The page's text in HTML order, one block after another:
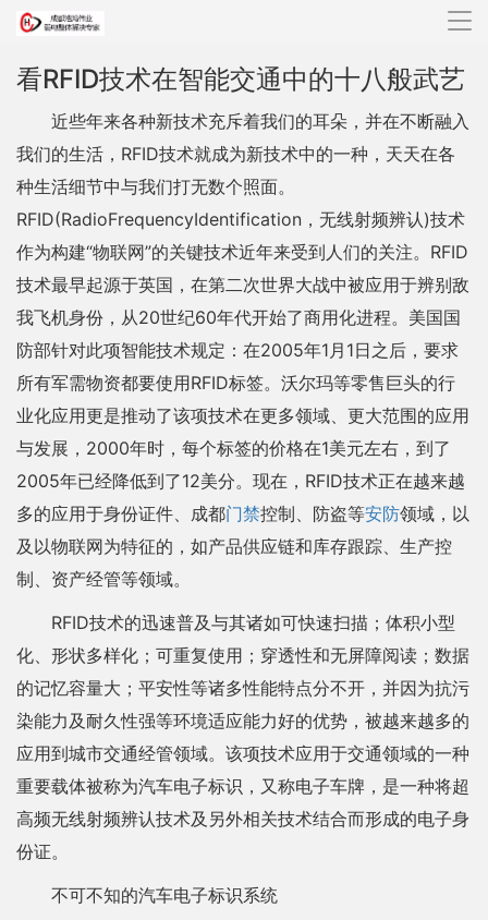
导
看RFID技术在智能交通中的十八般武艺
近些年来各种新技术充斥着我们的耳朵，并在不断融入
我们的生活，RFID技术就成为新技术中的一种，天天在各
种生活细节中与我们打无数个照面。
RFID(RadioFrequencyIdentification，无线射频辨认)技术
作为构建“物联网”的关键技术近年来受到人们的关注。RFID
技术最早起源于英国，在第二次世界大战中被应用于辨别敌
我飞机身份，从20世纪60年代开始了商用化进程。美国国
防部针对此项智能技术规定：在2005年1月1日之后，要求
所有军需物资都要使用RFID标签。沃尔玛等零售巨头的行
业化应用更是推动了该项技术在更多领域、更大范围的应用
与发展，2000年时，每个标签的价格在1美元左右，到了
2005年已经降低到了12美分。现在，RFID技术正在越来越
多的应用于身份证件、成都门禁控制、防盗等安防领域，以
及以物联网为特征的，如产品供应链和库存跟踪、生产控
制、资产经管等领域。
RFID技术的迅速普及与其诸如可快速扫描；体积小型
化、形状多样化；可重复使用；穿透性和无屏障阅读；数据
的记忆容量大；平安性等诸多性能特点分不开，并因为抗污
染能力及耐久性强等环境适应能力好的优势，被越来越多的
应用到城市交通经管领域。该项技术应用于交通领域的一种
重要载体被称为汽车电子标识，又称电子车牌，是一种将超
高频无线射频辨认技术及另外相关技术结合而形成的电子身
份证。
不可不知的汽车电子标识系统